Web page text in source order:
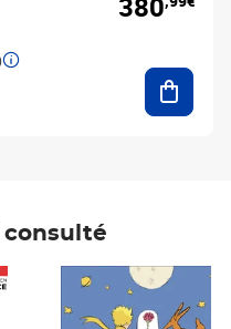
consulté
Prix 7,50€